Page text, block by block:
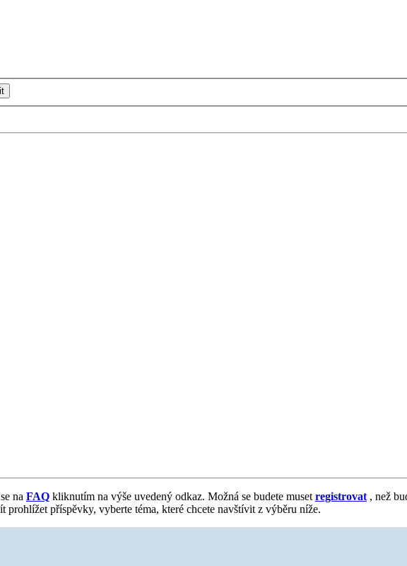
na FAQ kliknutím na výše uvedený odkaz. Možná se budete muset registrovat , než
prohlížet příspěvky, vyberte téma, které chcete navštívit z výběru níže.